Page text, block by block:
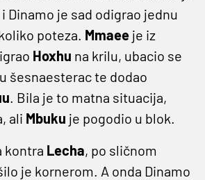
Dinamo je sad odigrao jednu
poteza. Mmaee je iz
Hoxhu na krilu, ubacio se
šesnaesterac te dodao
. Bila je to matna situacija,
ali Mbuku je pogodio u blok.
kontra Lecha, po sličnom
je kornerom. A onda Dinamo